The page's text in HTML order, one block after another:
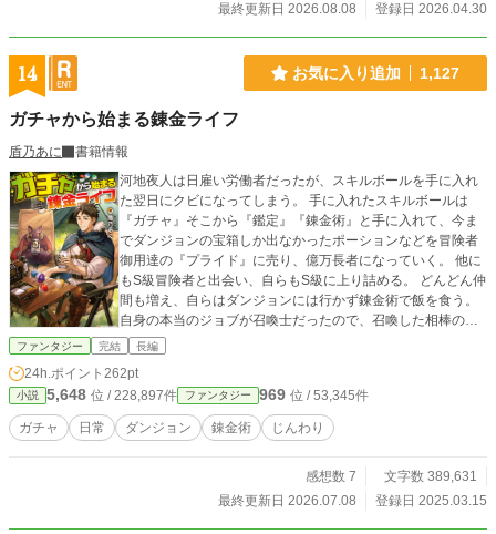
最終更新日 2026.08.08
登録日 2026.04.30
14 お気に入り追加 1,127
ガチャから始まる錬金ライフ
盾乃あに
書籍情報
河地夜人は日雇い労働者だったが、スキルボールを手に入れ
た翌日にクビになってしまう。 手に入れたスキルボールは
『ガチャ』そこから『鑑定』『錬金術』と手に入れて、今ま
でダンジョンの宝箱しか出なかったポーションなどを冒険者
御用達の『プライド』に売り、億万長者になっていく。 他に
もS級冒険者と出会い、自らもS級に上り詰める。 どんどん仲
間も増え、自らはダンジョンには行かず錬金術で飯を食う。
自身の本当のジョブが召喚士だったので、召喚した相棒のテ
ンとまったり、時には冒険し成長していく。
ファンタジー 完結 長編
24h.ポイント 262pt
小説 5,648 位 / 228,897件 ファンタジー 969 位 / 53,345件
ガチャ 日常 ダンジョン 錬金術 じんわり
感想数 7
文字数 389,631
最終更新日 2026.07.08
登録日 2025.03.15